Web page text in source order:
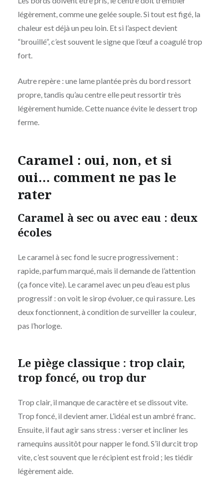
légèrement, comme une gelée souple. Si tout est figé, la
chaleur est déjà un peu loin. Et si l’aspect devient
“brouillé”, c’est souvent le signe que l’œuf a coagulé trop
fort.
Autre repère : une lame plantée près du bord ressort
propre, tandis qu’au centre elle peut ressortir très
légèrement humide. Cette nuance évite le dessert trop
ferme.
Caramel : oui, non, et si
oui… comment ne pas le
rater
Caramel à sec ou avec eau : deux
écoles
Le caramel à sec fond le sucre progressivement :
rapide, parfum marqué, mais il demande de l’attention
(ça fonce vite). Le caramel avec un peu d’eau est plus
progressif : on voit le sirop évoluer, ce qui rassure. Les
deux fonctionnent, à condition de surveiller la couleur,
pas l’horloge.
Le piège classique : trop clair,
trop foncé, ou trop dur
Trop clair, il manque de caractère et se dissout vite.
Trop foncé, il devient amer. L’idéal est un ambré franc.
Ensuite, il faut agir sans stress : verser et incliner les
ramequins aussitôt pour napper le fond. S’il durcit trop
vite, c’est souvent que le récipient est froid ; les tiédir
légèrement aide.